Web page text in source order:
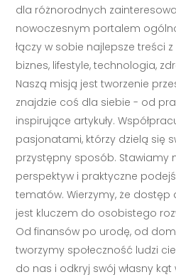
dla różnorodnych
nowoczesnym portalem
łączy w sobie najlepsze treści
biznes, lifestyle, technologia,
Naszą misją jest tworzenie
znajdzie coś dla siebie - od
inspirujące artykuły.
pasjonatami, którzy dzielą się
przystępny sposób. Stawiamy
perspektyw i praktyczne
tematów. Wierzymy, że dostęp
jest kluczem do osobistego
Od finansów po urodę, od
tworzymy społeczność ludzi
do nas i odkryj swój własny